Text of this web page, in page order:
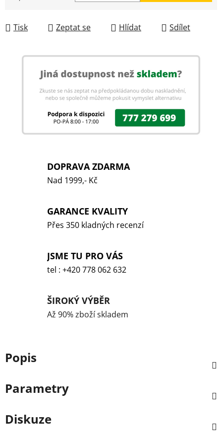
Tisk
Zeptat se Hlídat Sdílet
DOPRAVA ZDARMA
Nad 1999,- Kč
GARANCE KVALITY
Přes 350 kladných recenzí
JSME TU PRO VÁS
tel : +420 778 062 632
ŠIROKÝ VÝBĚR
Až 90% zboží skladem
Popis
Parametry
Diskuze